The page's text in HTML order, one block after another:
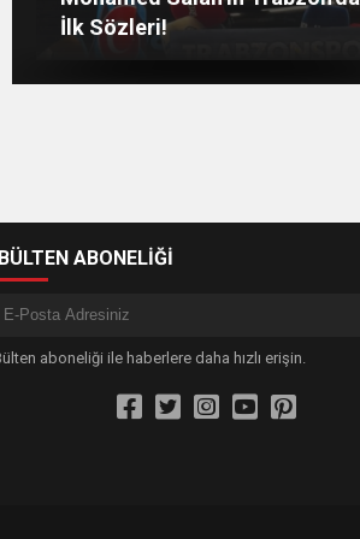
Barış Ödülü” Verildi
İlk Sözleri!
ABONELİĞİ
aboneliği ile haberlere daha hızlı erişin.